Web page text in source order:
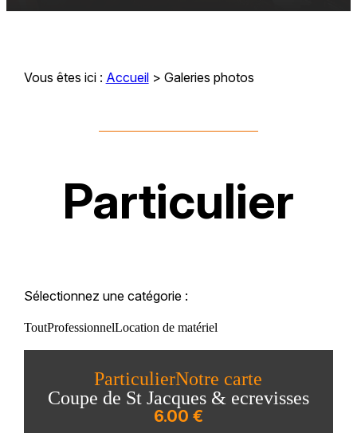
Vous êtes ici : Accueil> Galeries photos
Particulier
Sélectionnez une catégorie :
ToutProfessionnelLocation de matériel
ParticulierNotre carte
Coupe de St Jacques & ecrevisses
6.00 €